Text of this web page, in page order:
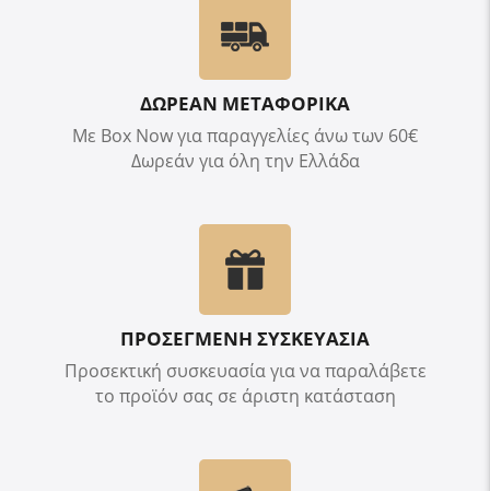
ΔΩΡΕΑΝ ΜΕΤΑΦΟΡΙΚΑ
Με Box Now για παραγγελίες άνω των 60€
Δωρεάν για όλη την Ελλάδα
ΠΡΟΣΕΓΜΕΝΗ ΣΥΣΚΕΥΑΣΙΑ
Προσεκτική συσκευασία για να παραλάβετε
το προϊόν σας σε άριστη κατάσταση